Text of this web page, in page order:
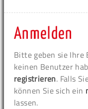
Anmelden
Bitte geben sie Ihre
keinen Benutzer
registrieren. Falls
können Sie sich ein
lassen.